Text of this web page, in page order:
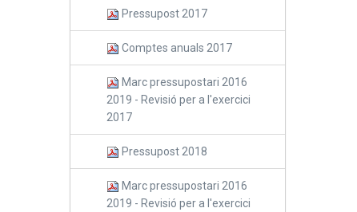
Pressupost 2017
Comptes anuals 2017
Marc pressupostari 2016
2019 - Revisió per a l'exercici
2017
Pressupost 2018
Marc pressupostari 2016
2019 - Revisió per a l'exercici